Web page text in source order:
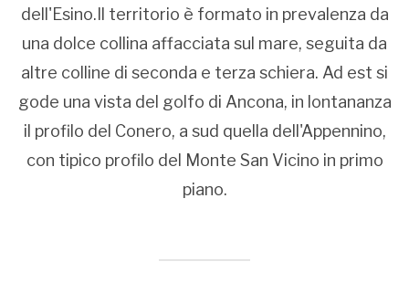
dell'Esino.Il territorio è formato in prevalenza da
una dolce collina affacciata sul mare, seguita da
altre colline di seconda e terza schiera. Ad est si
gode una vista del golfo di Ancona, in lontananza
il profilo del Conero, a sud quella dell'Appennino,
con tipico profilo del Monte San Vicino in primo
piano.